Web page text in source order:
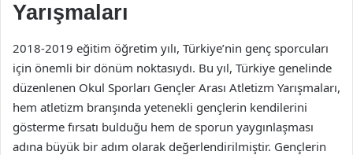
Yarışmaları
2018-2019 eğitim öğretim yılı, Türkiye’nin genç sporcuları
için önemli bir dönüm noktasıydı. Bu yıl, Türkiye genelinde
düzenlenen Okul Sporları Gençler Arası Atletizm Yarışmaları,
hem atletizm branşında yetenekli gençlerin kendilerini
gösterme fırsatı bulduğu hem de sporun yaygınlaşması
adına büyük bir adım olarak değerlendirilmiştir. Gençlerin